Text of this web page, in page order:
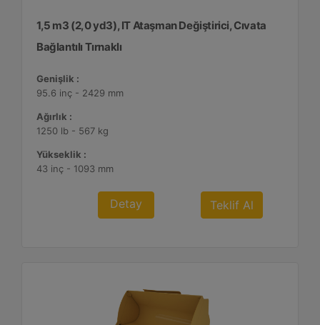
1,5 m3 (2,0 yd3), IT Ataşman Değiştirici, Cıvata
Bağlantılı Tırnaklı
Genişlik :
95.6 inç - 2429 mm
Ağırlık :
1250 lb - 567 kg
Yükseklik :
43 inç - 1093 mm
Detay Teklif Al